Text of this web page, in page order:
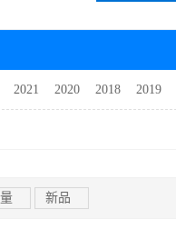
2021 2020 2018 2019
新品